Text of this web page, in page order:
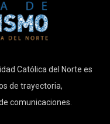
Católica del Norte es
de trayectoria,
comunicaciones.